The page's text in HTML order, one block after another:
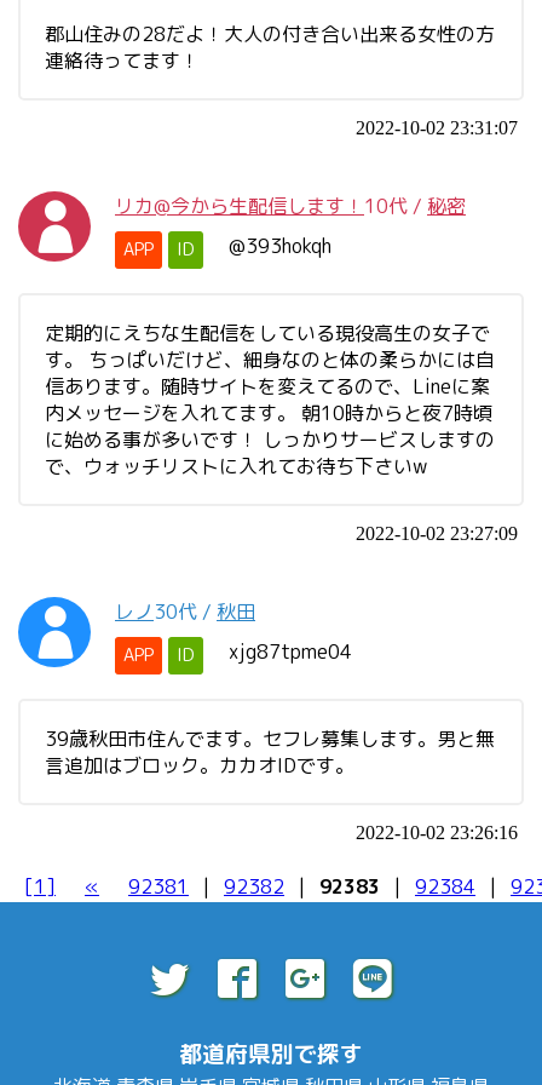
郡山住みの28だよ！大人の付き合い出来る女性の方
連絡待ってます！
2022-10-02 23:31:07
リカ@今から生配信します！ 10代 / 秘密
APP ID @393hokqh
定期的にえちな生配信をしている現役高生の女子で
す。 ちっぱいだけど、細身なのと体の柔らかには自
信あります。随時サイトを変えてるので、Lineに案
内メッセージを入れてます。 朝10時からと夜7時頃
に始める事が多いです！ しっかりサービスしますの
で、ウォッチリストに入れてお待ち下さいw
2022-10-02 23:27:09
レノ 30代 / 秋田
APP ID xjg87tpme04
39歳秋田市住んでます。セフレ募集します。男と無
言追加はブロック。カカオIDです。
2022-10-02 23:26:16
[1] « 92381 | 92382 | 92383 | 92384 |
都道府県別で探す